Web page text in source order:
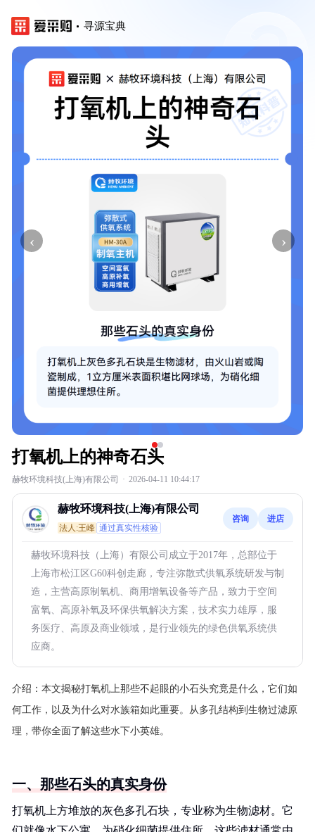
寻源宝典
‹ ›
打氧机上的神奇石头
赫牧环境科技(上海)有限公司 · 2026-04-11 10:44:17
赫牧环境科技(上海)有限公司
法人:王峰 通过真实性核验
咨询 进店
赫牧环境科技（上海）有限公司成立于2017年，总部位于
上海市松江区G60科创走廊，专注弥散式供氧系统研发与制
造，主营高原制氧机、商用增氧设备等产品，致力于空间
富氧、高原补氧及环保供氧解决方案，技术实力雄厚，服
务医疗、高原及商业领域，是行业领先的绿色供氧系统供
应商。
介绍： 本文揭秘打氧机上那些不起眼的小石头究竟是什么，它们如
何工作，以及为什么对水族箱如此重要。从多孔结构到生物过滤原
理，带你全面了解这些水下小英雄。
一、那些石头的真实身份
打氧机上方堆放的灰色多孔石块，专业称为生物滤材。它